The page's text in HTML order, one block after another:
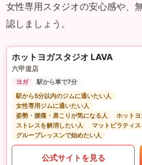
女性専用スタジオの安心感や、
認しましょう。
ホットヨガスタジオ LAVA
六甲道店
ヨガ
駅から車で7分
駅から5分以内のジムに通いたい人
女性専用ジムに通いたい人
姿勢・腰痛・肩こりが気になる人
ホット
ストレスを解消したい人
マットピラティ
グループレッスンで始めたい人
公式サイトを見る